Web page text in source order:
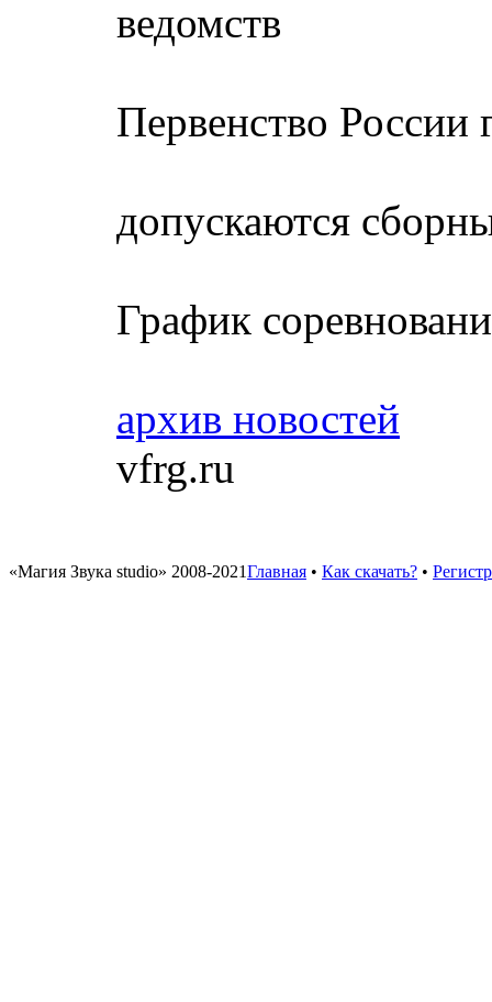
ведомств
Первенство России
допускаются
График
архив новостей
vfrg.ru
«Магия Звука studio» 2008-2021Главная • Как скачать? •